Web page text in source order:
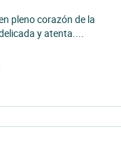
pleno corazón de la
y atenta....